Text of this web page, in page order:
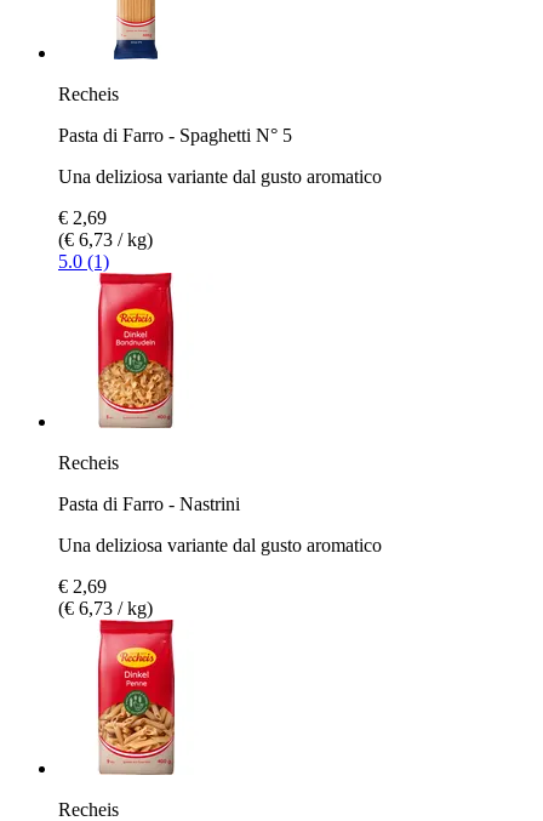
Recheis
Pasta di Farro - Spaghetti N° 5
Una deliziosa variante dal gusto aromatico
€ 2,69
(€ 6,73 / kg)
5.0 (1)
Recheis
Pasta di Farro - Nastrini
Una deliziosa variante dal gusto aromatico
€ 2,69
(€ 6,73 / kg)
Recheis